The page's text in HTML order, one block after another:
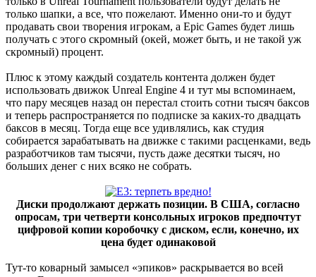
только шапки, а все, что пожелают. Именно они-то и будут
продавать свои творения игрокам, a Epic Games будет лишь
получать с этого скромный (окей, может быть, и не такой уж
скромный) процент.
Плюс к этому каждый создатель контента должен будет
использовать движок Unreal Engine 4 и тут мы вспоминаем,
что пару месяцев назад он перестал стоить сотни тысяч баксов
и теперь распространяется по подписке за каких-то двадцать
баксов в месяц. Тогда еще все удивлялись, как студия
собирается зарабатывать на движке с такими расценками, ведь
разработчиков там тысячи, пусть даже десятки тысяч, но
больших денег с них всяко не собрать.
Диски продолжают держать позиции. В США, согласно
опросам, три четверти консольных игроков предпочтут
цифровой копии коробочку с диском, если, конечно, их
цена будет одинаковой
Тут-то коварный замысел «эпиков» раскрывается во всей